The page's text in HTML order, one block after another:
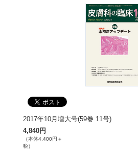
2017年10月増大号(59巻 11号)
4,840円
（本体4,400円＋
税）